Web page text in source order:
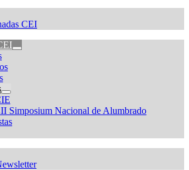
CEI
Simposium Nacional de Alumbrado